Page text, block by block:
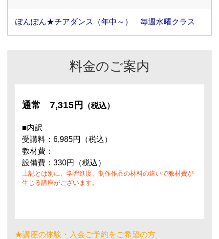
ぽんぽん★チアダンス（年中～） 毎週水曜クラス
料金のご案内
通常 7,315円 （税込）
■内訳
受講料：6,985円（税込）
教材費：
設備費：330円（税込）
上記とは別に、学習進度、制作作品の材料の違いで教材費が
生じる講座がございます。
★講座の体験・入会ご予約をご希望の方